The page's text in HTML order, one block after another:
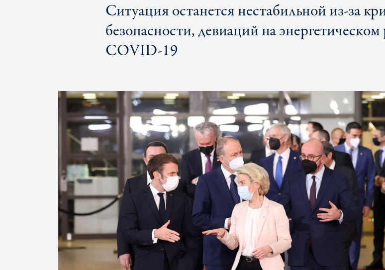
Ситуация останется нестабильной из-за
безопасности, девиаций на
COVID-19